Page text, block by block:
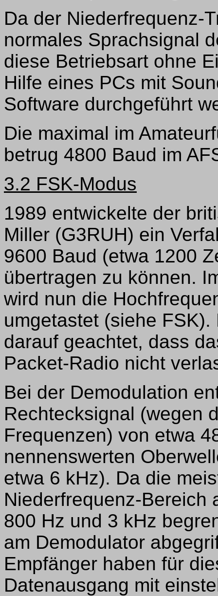
Da der Niederfrequenz-
normales Sprachsignal
diese Betriebsart ohne
Hilfe eines PCs mit
Software durchgeführt
Die maximal im
betrug 4800 Baud im
3.2 FSK-Modus
1989 entwickelte der
Miller (G3RUH) ein
9600 Baud (etwa 1200
übertragen zu können.
wird nun die
umgetastet (siehe
darauf geachtet, dass
Packet-Radio nicht
Bei der Demodulation
Rechtecksignal (wegen
Frequenzen) von etwa
nennenswerten
etwa 6 kHz). Da die
Niederfrequenz-Bereich
800 Hz und 3 kHz
am Demodulator
Empfänger haben für
Datenausgang mit